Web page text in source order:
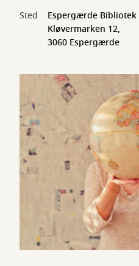
Sted
Espergærde Bibliotek
Kløvermarken 12,
3060 Espergærde